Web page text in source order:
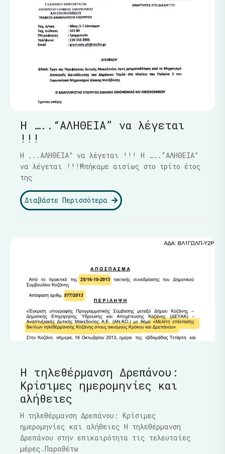
Η …..“ΑΛΗΘΕΙΑ” να λέγεται
!!!
Η ...ΑΛΗΘΕΙΑ” να λέγεται !!! Η …..“ΑΛΗΘΕΙΑ”
να λέγεται !!!Μπήκαμε αισίως στο τρίτο έτος
της
Διαβάστε Περισσότερα
Η τηλεθέρμανση Δρεπάνου:
Κρίσιμες ημερομηνίες και
αλήθειες
Η τηλεθέρμανση Δρεπάνου: Κρίσιμες
ημερομηνίες και αλήθειες Η τηλεθέρμανση
Δρεπάνου στην επικαιρότητα τις τελευταίες
μέρες.Παραθέτω